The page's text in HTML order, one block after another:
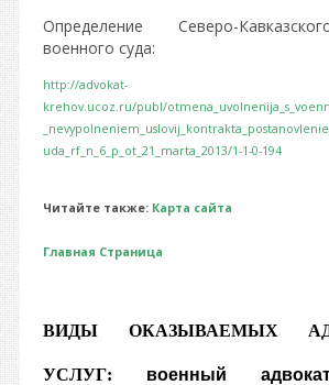
Определение Северо-
военного суда:
http://advokat-
krehov.ucoz.ru/publ/
uda_rf_n_6_p_ot_21_marta_2013/1-1-0-194
Читайте также: Карта сайта
Главная Страница
ВИДЫ ОКАЗЫВАЕМЫХ
УСЛУГ: военный адвокат